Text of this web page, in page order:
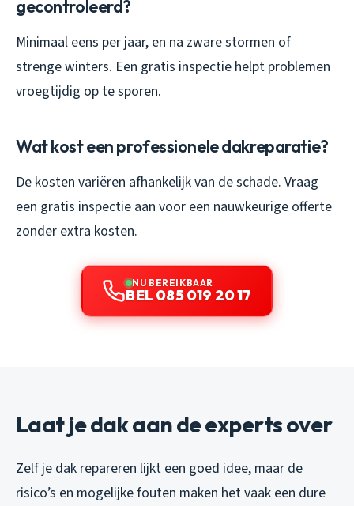
gecontroleerd?
Minimaal eens per jaar, en na zware stormen of
strenge winters. Een gratis inspectie helpt problemen
vroegtijdig op te sporen.
Wat kost een professionele dakreparatie?
De kosten variëren afhankelijk van de schade. Vraag
een gratis inspectie aan voor een nauwkeurige offerte
zonder extra kosten.
NU BEREIKBAAR
BEL 085 019 20 17
Laat je dak aan de experts over
Zelf je dak repareren lijkt een goed idee, maar de
risico’s en mogelijke fouten maken het vaak een dure